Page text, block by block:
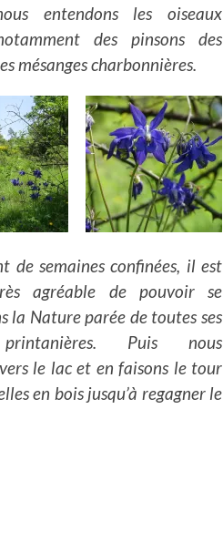
entendons les oiseaux
des pinsons des
mésanges charbonnières.
de semaines confinées, il est
agréable de pouvoir se
la Nature parée de toutes ses
Puis nous
le lac et en faisons le tour
en bois jusqu’à regagner le